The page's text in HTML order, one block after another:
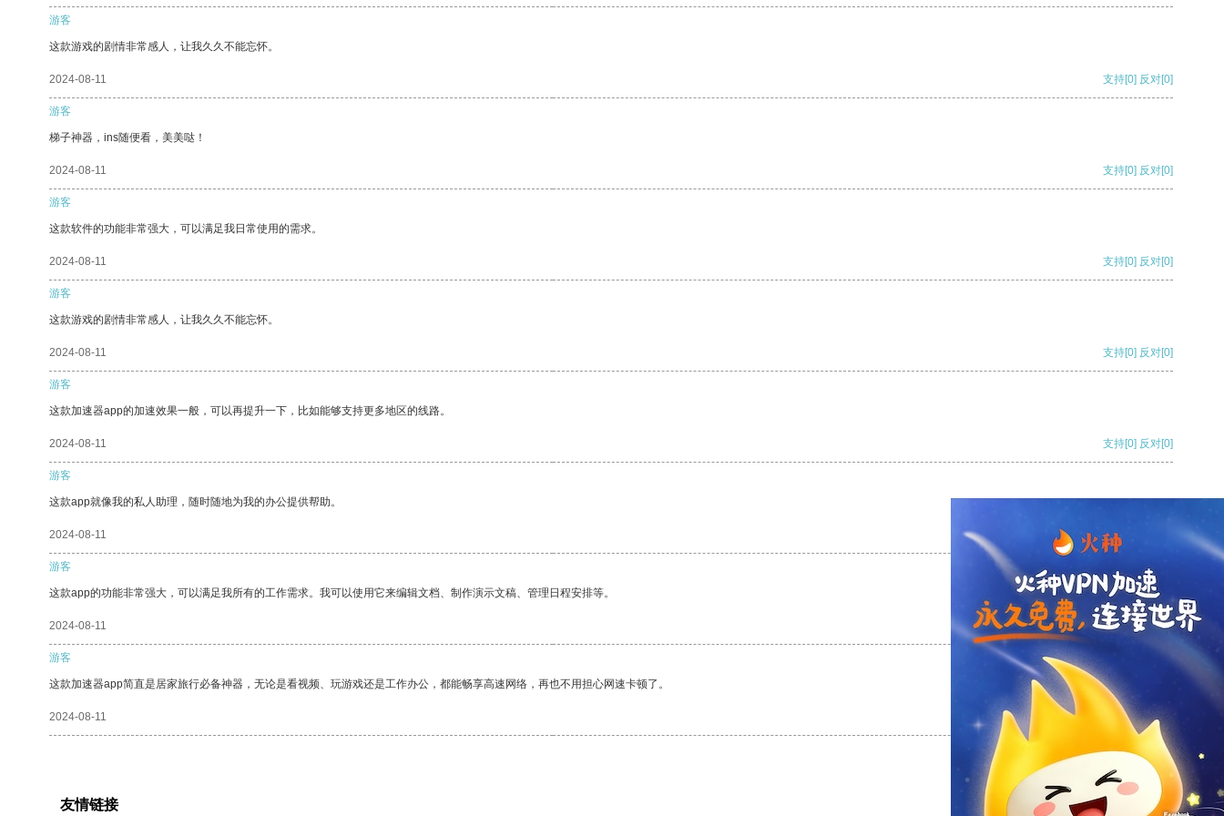
游客
这款游戏的剧情非常感人，让我久久不能忘怀。
2024-08-11 支持[0] 反对[0]
游客
梯子神器，ins随便看，美美哒！
2024-08-11 支持[0] 反对[0]
游客
这款软件的功能非常强大，可以满足我日常使用的需求。
2024-08-11 支持[0] 反对[0]
游客
这款游戏的剧情非常感人，让我久久不能忘怀。
2024-08-11 支持[0] 反对[0]
游客
这款加速器app的加速效果一般，可以再提升一下，比如能够支持更多地区的线路。
2024-08-11 支持[0] 反对[0]
游客
这款app就像我的私人助理，随时随地为我的办公提供帮助。
2024-08-11 支持
游客
这款app的功能非常强大，可以满足我所有的工作需求。我可以使用它来编辑文档、制作演示文稿、管理日程安排等。
2024-08-11 支持[0] 反对[0]
游客
这款加速器app简直是居家旅行必备神器，无论是看视频、玩游戏还是工作办公，都能畅享高速网络，再也不用担心网速卡顿了。
2024-08-11 支持[0] 反对[0]
友情链接